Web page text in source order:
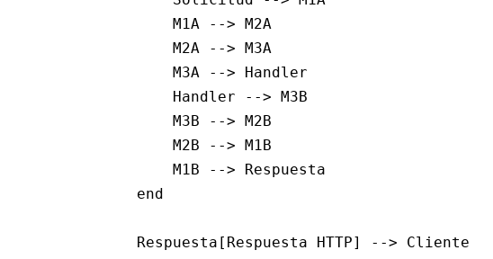
        M1A --> M2A
        M2A --> M3A
        M3A --> Handler
        Handler --> M3B
        M3B --> M2B
        M2B --> M1B
        M1B --> Respuesta
    end
    Respuesta[Respuesta HTTP] --> Cliente